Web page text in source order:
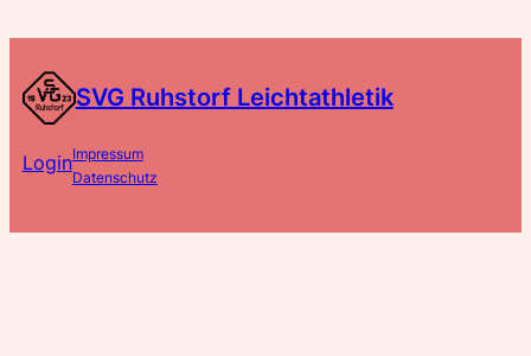
SVG Ruhstorf Leichtathletik
LoginImpressum
Datenschutz